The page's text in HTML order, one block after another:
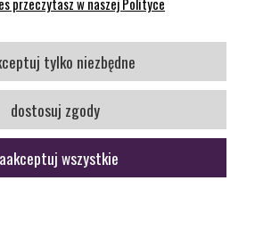
pełną wersję strony
tylko niezbędne
dostosuj zgody
wszystkie